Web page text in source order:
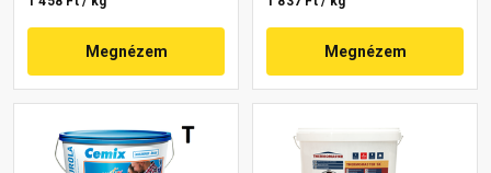
Megnézem Megnézem